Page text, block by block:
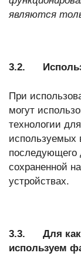
являются
3.2.
При
могут
технологии
используемых
последующего
сохраненной
устройствах.
3.3. Для
используем